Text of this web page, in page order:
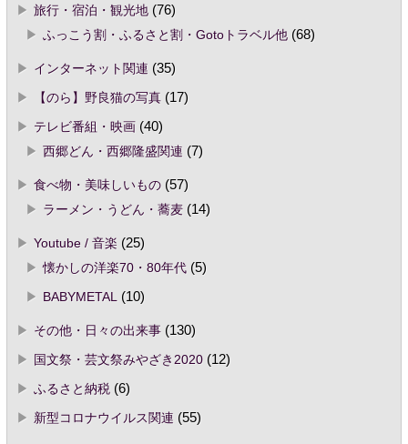
旅行・宿泊・観光地(76)
ふっこう割・ふるさと割・Gotoトラベル他(68)
インターネット関連 (35)
【のら】野良猫の写真(17)
テレビ番組・映画(40)
西郷どん・西郷隆盛関連 (7)
食べ物・美味しいもの(57)
ラーメン・うどん・蕎麦(14)
Youtube / 音楽 (25)
懐かしの洋楽70・80年代(5)
BABYMETAL(10)
その他・日々の出来事(130)
国文祭・芸文祭みやざき2020(12)
ふるさと納税(6)
新型コロナウイルス関連 (55)